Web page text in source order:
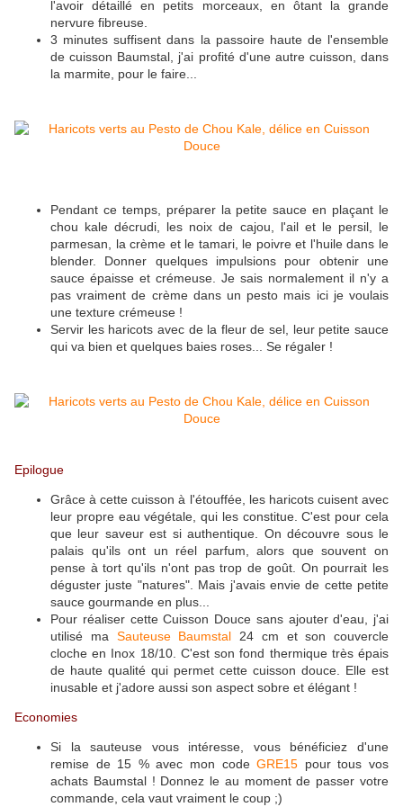
l'avoir détaillé en petits morceaux, en ôtant la grande
nervure fibreuse.
3 minutes suffisent dans la passoire haute de l'ensemble
de cuisson Baumstal, j'ai profité d'une autre cuisson, dans
la marmite, pour le faire...
Pendant ce temps, préparer la petite sauce en plaçant le
chou kale décrudi, les noix de cajou, l'ail et le persil, le
parmesan, la crème et le tamari, le poivre et l'huile dans le
blender. Donner quelques impulsions pour obtenir une
sauce épaisse et crémeuse. Je sais normalement il n'y a
pas vraiment de crème dans un pesto mais ici je voulais
une texture crémeuse !
Servir les haricots avec de la fleur de sel, leur petite sauce
qui va bien et quelques baies roses... Se régaler !
Epilogue
Grâce à cette cuisson à l'étouffée, les haricots cuisent avec
leur propre eau végétale, qui les constitue. C'est pour cela
que leur saveur est si authentique. On découvre sous le
palais qu'ils ont un réel parfum, alors que souvent on
pense à tort qu'ils n'ont pas trop de goût. On pourrait les
déguster juste "natures". Mais j'avais envie de cette petite
sauce gourmande en plus...
Pour réaliser cette Cuisson Douce sans ajouter d'eau, j'ai
utilisé ma Sauteuse Baumstal 24 cm et son couvercle
cloche en Inox 18/10. C'est son fond thermique très épais
de haute qualité qui permet cette cuisson douce. Elle est
inusable et j'adore aussi son aspect sobre et élégant !
Economies
Si la sauteuse vous intéresse, vous bénéficiez d'une
remise de 15 % avec mon codeGRE15 pour tous vos
achats Baumstal ! Donnez le au moment de passer votre
commande, cela vaut vraiment le coup ;)